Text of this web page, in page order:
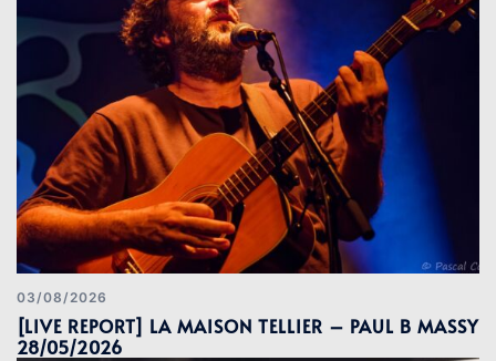
03/08/2026
[LIVE REPORT] LA MAISON TELLIER – PAUL B MASSY
28/05/2026